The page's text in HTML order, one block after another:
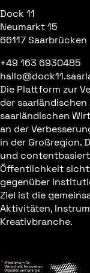
Dock 11
Neumarkt 15
66117 Saarbrücken
+49 163 6930485
Die Plattform zur
der
saarländischen
an der
in der Großregion.
und
Öffentlichkeit
gegenüber
Ziel ist die
Aktivitäten,
Kreativbranche.